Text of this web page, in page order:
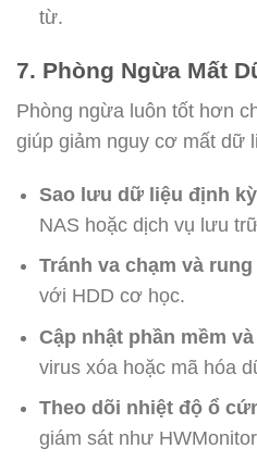
từ.
7. Phòng Ngừa Mất
Phòng ngừa luôn tốt hơn
giúp giảm nguy cơ mất dữ
Sao lưu dữ liệu định kỳ
NAS hoặc dịch vụ lưu
Tránh va chạm và
với HDD cơ học.
Cập nhật phần mềm
virus xóa hoặc mã hóa
Theo dõi nhiệt độ ổ
giám sát như